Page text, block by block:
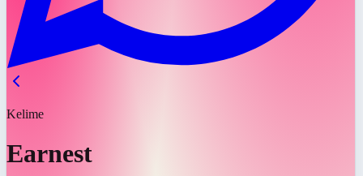
Kelime
Earnest